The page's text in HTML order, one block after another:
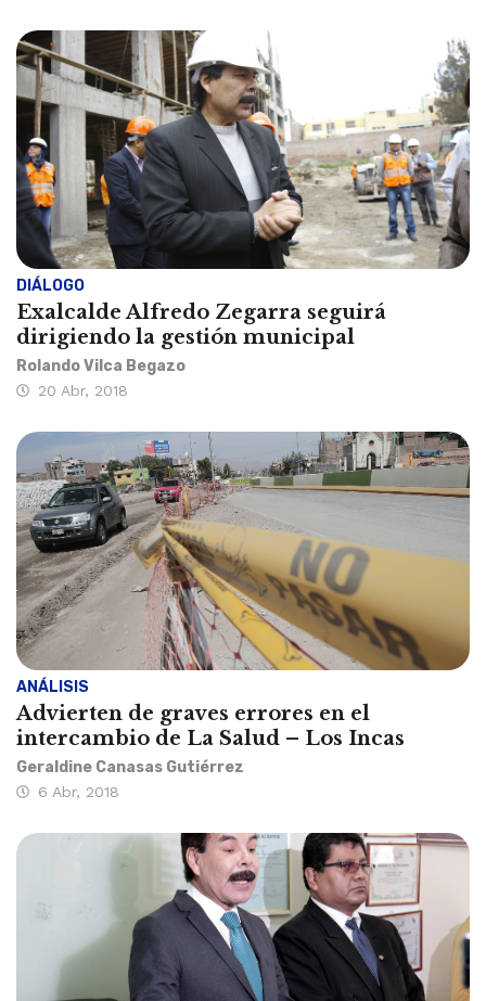
DIÁLOGO
Exalcalde Alfredo Zegarra seguirá
dirigiendo la gestión municipal
Rolando Vilca Begazo
20 Abr, 2018
ANÁLISIS
Advierten de graves errores en el
intercambio de La Salud – Los Incas
Geraldine Canasas Gutiérrez
6 Abr, 2018